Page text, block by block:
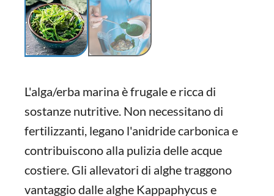
L'alga/erba marina è frugale e ricca di
sostanze nutritive. Non necessitano di
fertilizzanti, legano l'anidride carbonica e
contribuiscono alla pulizia delle acque
costiere. Gli allevatori di alghe traggono
vantaggio dalle alghe Kappaphycus e